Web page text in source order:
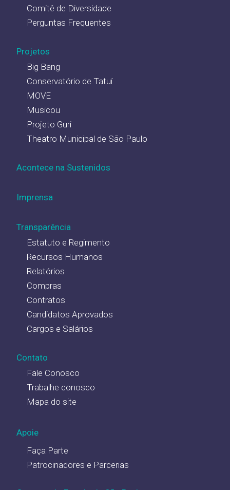
Comitê de Diversidade
Perguntas Frequentes
Projetos
Big Bang
Conservatório de Tatuí
MOVE
Musicou
Projeto Guri
Theatro Municipal de São Paulo
Acontece na Sustenidos
Imprensa
Transparência
Estatuto e Regimento
Recursos Humanos
Relatórios
Compras
Contratos
Candidatos Aprovados
Cargos e Salários
Contato
Fale Conosco
Trabalhe conosco
Mapa do site
Apoie
Faça Parte
Patrocinadores e Parcerias